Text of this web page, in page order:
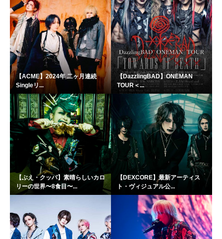
【ACME】2024年 二ヶ月連続
Singleリ...
【DazzlingBAD】ONEMAN
TOUR＜...
【ぶえ・クッパ】素晴らしいカロ
リーの世界〜8食目〜...
【DEXCORE】最新アーティス
ト・ヴィジュアル公...